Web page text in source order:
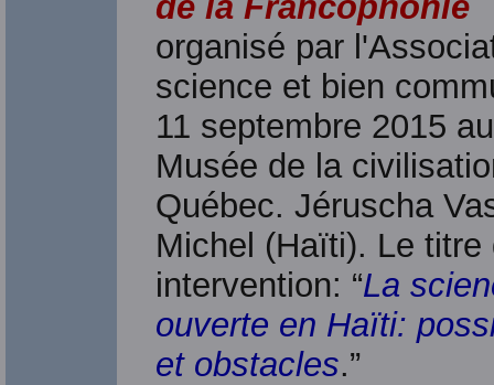
organisé par
science et bien
11 septembre 2015 au
Musée de la
Québec. Jéruscha
Michel (Haïti). Le titre
intervention: “La
ouverte en Haïti:
et obstacles.”